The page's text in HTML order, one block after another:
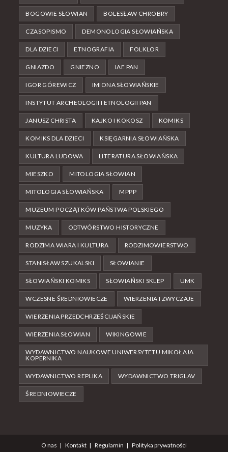
BOGOWIE SŁOWIAN BOLESŁAW CHROBRY
CZASOPISMO DEMONOLOGIA SŁOWIAŃSKA
DLA DZIECI ETNOGRAFIA FOLKLOR
GNIAZDO GNIEZNO IAE PAN
IGOR GÓREWICZ IMIONA SŁOWIAŃSKIE
INSTYTUT ARCHEOLOGII I ETNOLOGII PAN
JANUSZ CHRISTA KAJKO I KOKOSZ KOMIKS
KOMIKS DLA DZIECI KSIĘGARNIA SŁOWIAŃSKA
KULTURA LUDOWA LITERATURA SŁOWIAŃSKA
MIESZKO MITOLOGIA SŁOWIAN
MITOLOGIA SŁOWIAŃSKA MPPP
MUZEUM POCZĄTKÓW PAŃSTWA POLSKIEGO
MUZYKA ODTWÓRSTWO HISTORYCZNE
RODZIMA WIARA I KULTURA RODZIMOWIERSTWO
STANISŁAW SZUKALSKI SŁOWIANIE
SŁOWIAŃSKI KOMIKS SŁOWIAŃSKI SKLEP UMK
WCZESNE ŚREDNIOWIECZE WIERZENIA I ZWYCZAJE
WIERZENIA PRZEDCHRZEŚCIJAŃSKIE
WIERZENIA SŁOWIAN WIKINGOWIE
WYDAWNICTWO NAUKOWE UNIWERSYTETU MIKOŁAJA
KOPERNIKA
WYDAWNICTWO REPLIKA WYDAWNICTWO TRIGLAV
ŚREDNIOWIECZE
O nas Kontakt Regulamin Polityka prywatności